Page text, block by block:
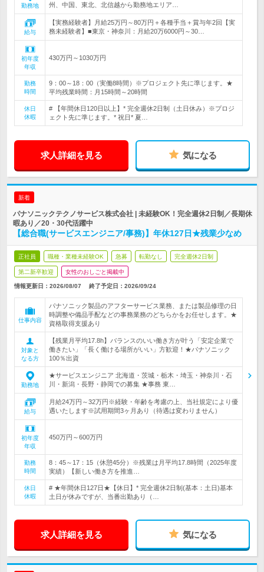
勤務地
州、中国、東北、北信越から勤務地エリア…
給与
【実務経験者】月給25万円～80万円＋各種手当＋賞与年2回【実
務未経験者】■東京・神奈川：月給20万6000円～30…
初年度
年収
430万円～1030万円
勤務
時間
9：00～18：00（実働8時間）※プロジェクト先に準じます。★
平均残業時間：月15時間～20時間
休日
休暇
# 【年間休日120日以上】* 完全週休2日制（土日休み）※プロジ
ェクト先に準じます。* 祝日* 夏…
求人詳細を見る 気になる
新着
パナソニックテクノサービス株式会社 | 未経験OK！完全週休2日制／長期休
暇あり／20・30代活躍中
【総合職(サービスエンジニア/事務)】年休127日★残業少なめ
正社員 職種・業種未経験OK 急募 転勤なし 完全週休2日制
第二新卒歓迎 女性のおしごと掲載中
情報更新日：2026/08/07 終了予定日： 2026/09/24
仕事内容
パナソニック製品のアフターサービス業務、または製品修理の日
時調整や備品手配などの事務業務のどちらかをお任せします。★
資格取得支援あり
対象と
なる方
【残業月平均17.8h】バランスのいい働き方が叶う「安定企業で
働きたい」「長く働ける場所がいい」方歓迎！★パナソニック
100％出資
勤務地
★サービスエンジニア 北海道・茨城・栃木・埼玉・神奈川・石
川・新潟・長野・静岡での募集 ★事務 東…
給与
月給24万円～32万円※経験・年齢を考慮の上、当社規定により優
遇いたします※試用期間3ヶ月あり（待遇は変わりません）
初年度
年収
450万円～600万円
勤務
時間
8：45～17：15（休憩45分）※残業は月平均17.8時間（2025年度
実績）【新しい働き方を推進…
休日
休暇
# ★年間休日127日★【休日】* 完全週休2日制(基本：土日)基本
土日が休みですが、当番出勤あり（…
求人詳細を見る 気になる